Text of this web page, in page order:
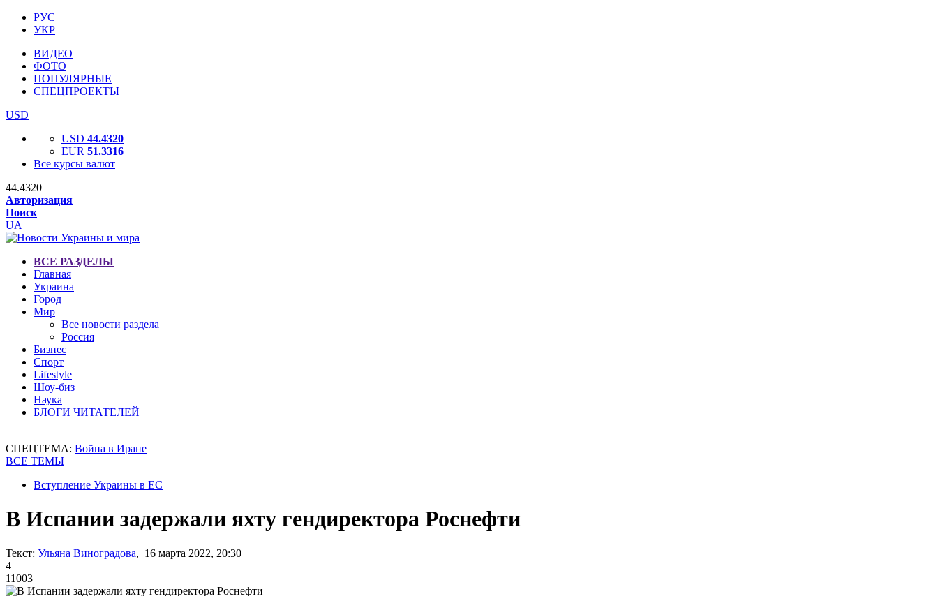
РУС
УКР
ВИДЕО
ФОТО
ПОПУЛЯРНЫЕ
СПЕЦПРОЕКТЫ
USD
USD 44.4320
EUR 51.3316
Все курсы валют
44.4320
Авторизация
Поиск
UA
ВСЕ РАЗДЕЛЫ
Главная
Украина
Город
Мир
Все новости раздела
Россия
Бизнес
Спорт
Lifestyle
Шоу-биз
Наука
БЛОГИ ЧИТАТЕЛЕЙ
СПЕЦТЕМА: Война в Иране
ВСЕ ТЕМЫ
Вступление Украины в ЕС
В Испании задержали яхту гендиректора Роснефти
Текст: Ульяна Виноградова, 16 марта 2022, 20:30
4
11003